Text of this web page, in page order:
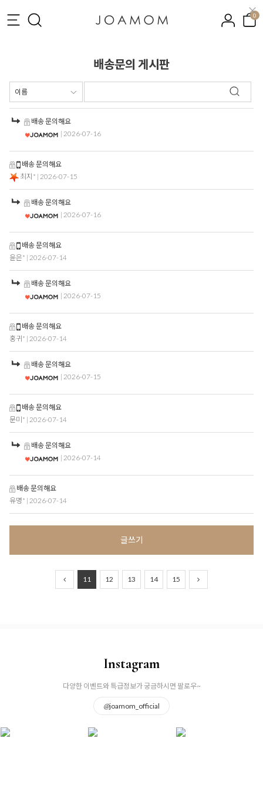
0
배송문의 게시판
배송 문의해요
| 2026-07-16
배송 문의해요
최지* | 2026-07-15
배송 문의해요
| 2026-07-16
배송 문의해요
윤은* | 2026-07-14
배송 문의해요
| 2026-07-15
배송 문의해요
홍귀* | 2026-07-14
배송 문의해요
| 2026-07-15
배송 문의해요
문미* | 2026-07-14
배송 문의해요
| 2026-07-14
배송 문의해요
유명* | 2026-07-14
글쓰기
11 12 13 14 15
Instagram
다양한 이벤트와 특급정보가 궁금하시면 팔로우~
@joamom_official